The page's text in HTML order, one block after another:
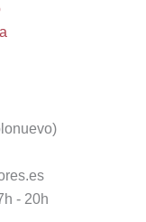
- 20h